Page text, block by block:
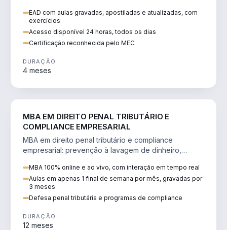
EAD com aulas gravadas, apostiladas e atualizadas, com
exercícios
Acesso disponível 24 horas, todos os dias
Certificação reconhecida pelo MEC
DURAÇÃO
4 meses
MBA EM DIREITO PENAL TRIBUTÁRIO E
COMPLIANCE EMPRESARIAL
MBA em direito penal tributário e compliance
empresarial: prevenção à lavagem de dinheiro,
MBA 100% online e ao vivo, com interação em tempo real
Aulas em apenas 1 final de semana por mês, gravadas por
3 meses
Defesa penal tributária e programas de compliance
DURAÇÃO
12 meses